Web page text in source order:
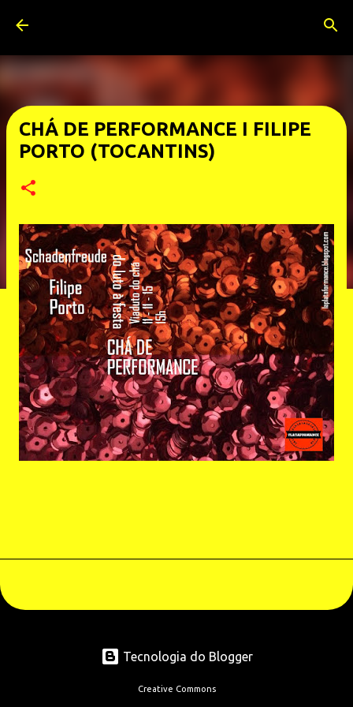
CHÁ DE PERFORMANCE I FILIPE
PORTO (TOCANTINS)
Tecnologia do Blogger
Creative Commons